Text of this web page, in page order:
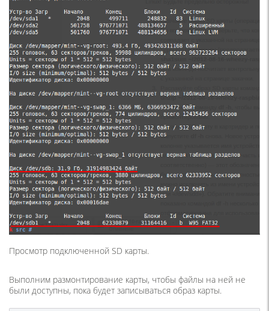
Просмотр подключенной SD карты.
Выполним размонтирование карты, чтобы файлы на ней не
были доступны, пока будет записываться образ карты.